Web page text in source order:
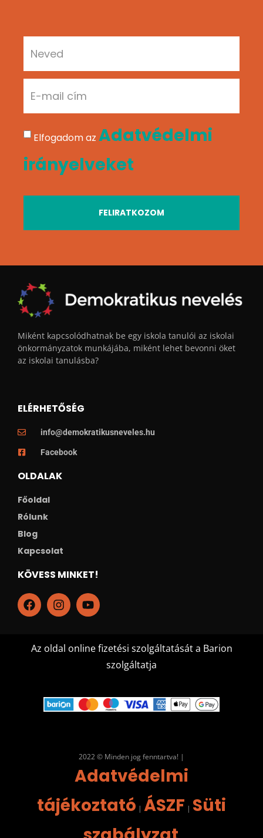
Elfogadom az Adatvédelmi
irányelveket
FELIRATKOZOM
Miként kapcsolódhatnak be egy iskola tanulói az iskolai
önkormányzatok munkájába, miként lehet bevonni öket
az iskolai tanulásba?
ELÉRHETŐSÉG
info@demokratikusneveles.hu
Facebook
OLDALAK
Főoldal
Rólunk
Blog
Kapcsolat
KÖVESS MINKET!
Az oldal online fizetési szolgáltatását a Barion
szolgáltatja
2022 © Minden jog fenntartva! |
Adatvédelmi
tájékoztató | ÁSZF | Süti